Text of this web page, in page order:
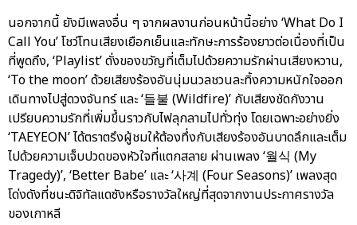
นอกจากนี้ ยังมีเพลงอื่น ๆ จากผลงานก่อนหน้านี้อย่าง ‘What Do I
Call You’ โชว์โทนเสียงเยือกเย็นและทักษะการร้องยาวต่อเนื่องที่เป็น
ที่พูดถึง, ‘Playlist’ ดั่งของขวัญที่เต็มไปด้วยความรักผ่านเสียงหวาน,
‘To the moon’ ด้วยเสียงร้องอันนุ่มนวลชวนละทิ้งความหนักใจออก
เดินทางไปสู่ดวงจันทร์ และ ‘들불 (Wildfire)’ กับเสียงชัดกังวาน
เปรียบความรักที่เพิ่มขึ้นราวกับไฟลุกลามไปทั่วทุ่ง โดยเฉพาะอย่างยิ่ง
‘TAEYEON’ ได้ตราตรึงผู้ชมให้ต้องทึ่งกับเสียงร้องอันบาดลึกและเต็ม
ไปด้วยความเจ็บปวดของหัวใจที่แตกสลาย ผ่านเพลง ‘월식 (My
Tragedy)’, ‘Better Babe’ และ ‘사계 (Four Seasons)’ เพลงสุด
โด่งดังที่ชนะดิจิทัลแดซังหรือรางวัลใหญ่ที่สุดจากงานประกาศรางวัล
ของเกาหลี